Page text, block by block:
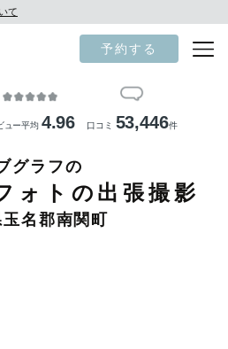
て
予約する
ュー平均 4.96 口コミ 53,446件
グラフの
ォトの出張撮影
名郡南関町